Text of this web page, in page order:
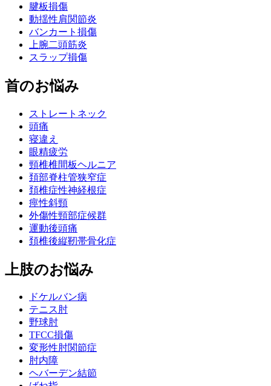
腱板損傷
動揺性肩関節炎
バンカート損傷
上腕二頭筋炎
スラップ損傷
首のお悩み
ストレートネック
頭痛
寝違え
眼精疲労
頸椎椎間板ヘルニア
頚部脊柱管狭窄症
頚椎症性神経根症
痙性斜頸
外傷性頸部症候群
運動後頭痛
頚椎後縦靭帯骨化症
上肢のお悩み
ドケルバン病
テニス肘
野球肘
TFCC損傷
変形性肘関節症
肘内障
ヘバーデン結節